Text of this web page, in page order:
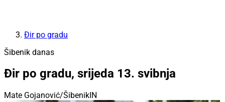
Đir po gradu
Šibenik danas
Đir po gradu, srijeda 13. svibnja
Mate Gojanović/ŠibenikIN